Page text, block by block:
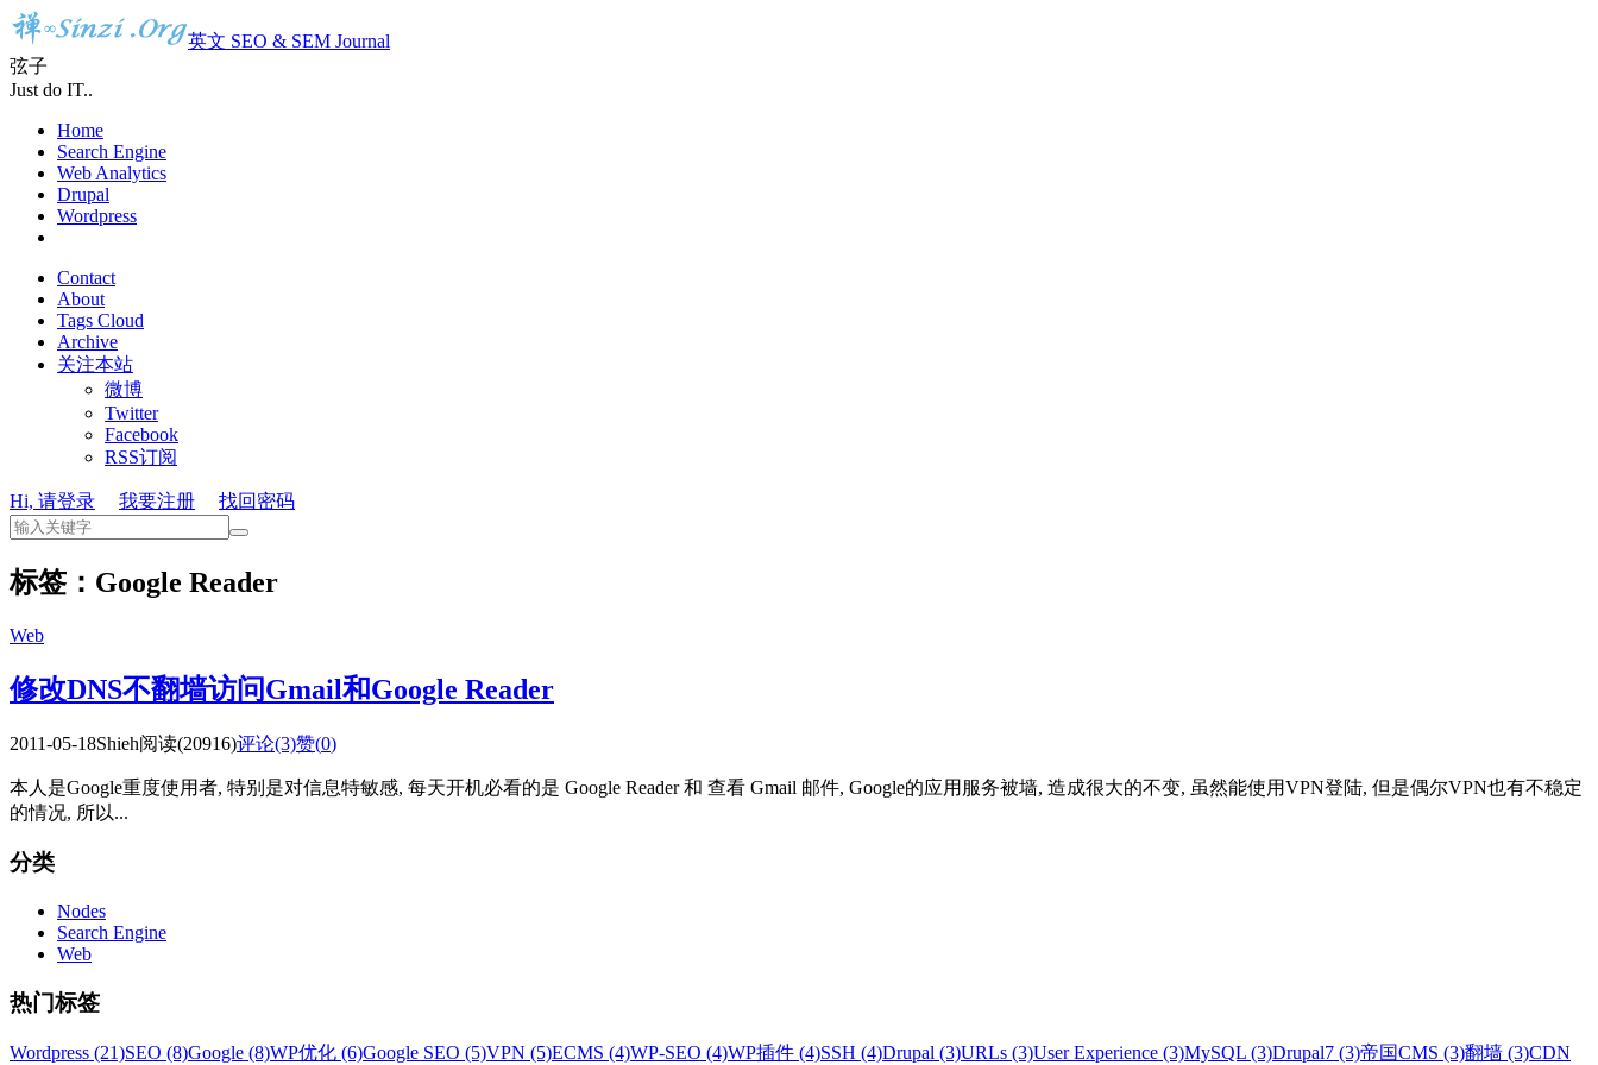
英文 SEO & SEM Journal
弦子
Just do IT..
Home
Search Engine
Web Analytics
Drupal
Wordpress
Contact
About
Tags Cloud
Archive
关注本站
微博
Twitter
Facebook
RSS订阅
Hi, 请登录 我要注册 找回密码
标签：Google Reader
Web
修改DNS不翻墙访问Gmail和Google Reader
2011-05-18Shieh阅读(20916)评论(3)赞(0)
本人是Google重度使用者, 特别是对信息特敏感, 每天开机必看的是 Google Reader 和 查看 Gmail 邮件, Google的应用服务被墙, 造成很大的不变, 虽然能使用VPN登陆, 但是偶尔VPN也有不稳定
的情况, 所以...
分类
Nodes
Search Engine
Web
热门标签
Wordpress (21)SEO (8)Google (8)WP优化 (6)Google SEO (5)VPN (5)ECMS (4)WP-SEO (4)WP插件 (4)SSH (4)Drupal (3)URLs (3)User Experience (3)MySQL (3)Drupal7 (3)帝国CMS (3)翻墙 (3)CDN